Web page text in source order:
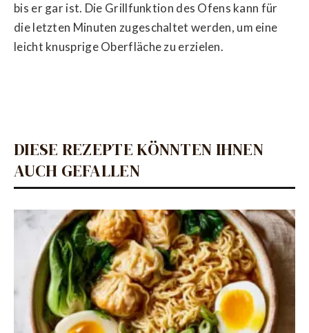
bis er gar ist. Die Grillfunktion des Ofens kann für
die letzten Minuten zugeschaltet werden, um eine
leicht knusprige Oberfläche zu erzielen.
DIESE REZEPTE KÖNNTEN IHNEN
AUCH GEFALLEN